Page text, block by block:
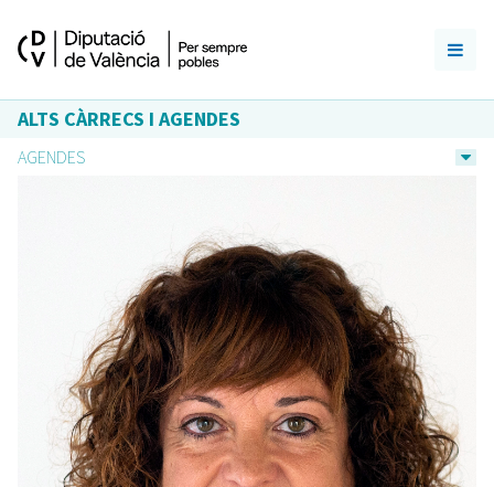
ALTS CÀRRECS I AGENDES
AGENDES